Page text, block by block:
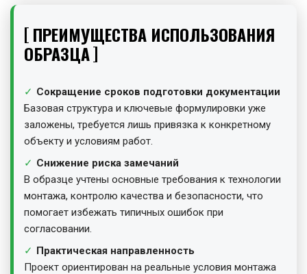
ПРЕИМУЩЕСТВА ИСПОЛЬЗОВАНИЯ
ОБРАЗЦА
Сокращение сроков подготовки документации
Базовая структура и ключевые формулировки уже
заложены, требуется лишь привязка к конкретному
объекту и условиям работ.
Снижение риска замечаний
В образце учтены основные требования к технологии
монтажа, контролю качества и безопасности, что
помогает избежать типичных ошибок при
согласовании.
Практическая направленность
Проект ориентирован на реальные условия монтажа